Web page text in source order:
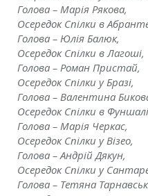
Голова – Марія Рякова,
Осередок Спілки в
Голова – Юлія Балюк,
Осередок Спілки в Лагоші,
Голова – Роман Пристай,
Осередок Спілки у Бразі,
Голова – Валентина
Осередок Спілки в Фуншалі
Голова – Марія Черкас,
Осередок Спілки у Візео,
Голова – Андрій Дякун,
Осередок Спілки у
Голова – Тетяна